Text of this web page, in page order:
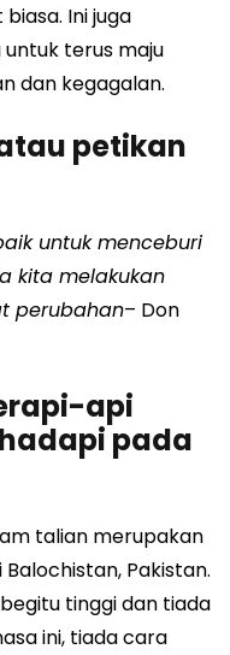
Ini juga
terus maju
dan kegagalan.
petikan
untuk menceburi
kita melakukan
perubahan– Don
api
pada
talian merupakan
Pakistan.
tinggi dan tiada
ini, tiada cara